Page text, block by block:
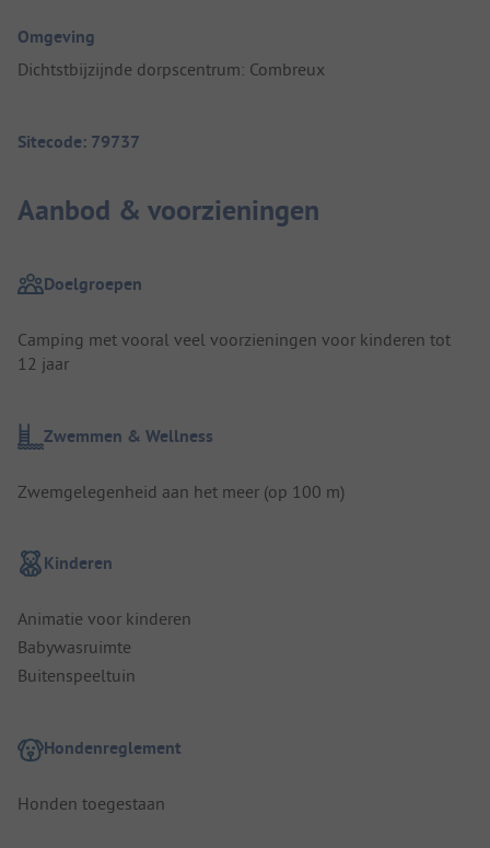
Omgeving
Dichtstbijzijnde dorpscentrum: Combreux
Sitecode: 79737
Aanbod & voorzieningen
Doelgroepen
Camping met vooral veel voorzieningen voor kinderen tot
12 jaar
Zwemmen & Wellness
Zwemgelegenheid aan het meer (op 100 m)
Kinderen
Animatie voor kinderen
Babywasruimte
Buitenspeeltuin
Hondenreglement
Honden toegestaan